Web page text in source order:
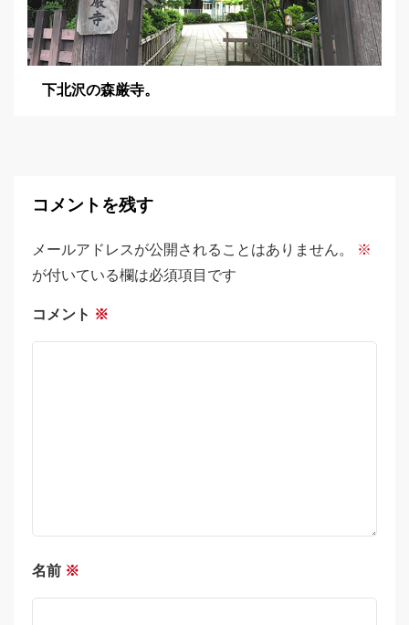
下北沢の森厳寺。
コメントを残す
メールアドレスが公開されることはありません。
※
が付いている欄は必須項目です
コメント ※
名前 ※